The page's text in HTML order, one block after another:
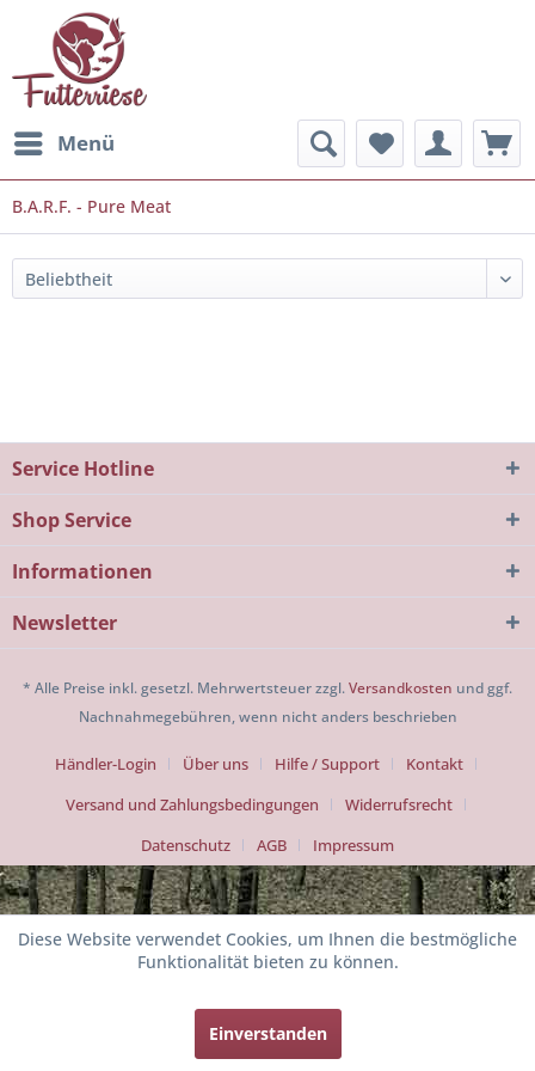
Menü
B.A.R.F. - Pure Meat
Service Hotline
Shop Service
Informationen
Newsletter
* Alle Preise inkl. gesetzl. Mehrwertsteuer zzgl.Versandkosten und ggf.
Nachnahmegebühren, wenn nicht anders beschrieben
Händler-Login Über uns Hilfe / Support
Kontakt
Versand und Zahlungsbedingungen
Widerrufsrecht
Datenschutz
AGB Impressum
Diese Website verwendet Cookies, um Ihnen die bestmögliche
Funktionalität bieten zu können.
Einverstanden